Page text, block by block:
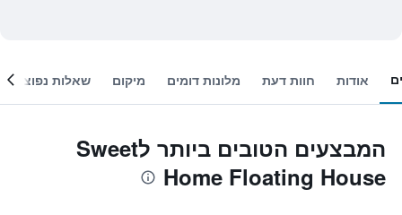
אודות חוות דעת מלונות דומים מיקום שאלות נפוצות
המבצעים הטובים ביותר לSweet
Home Floating House